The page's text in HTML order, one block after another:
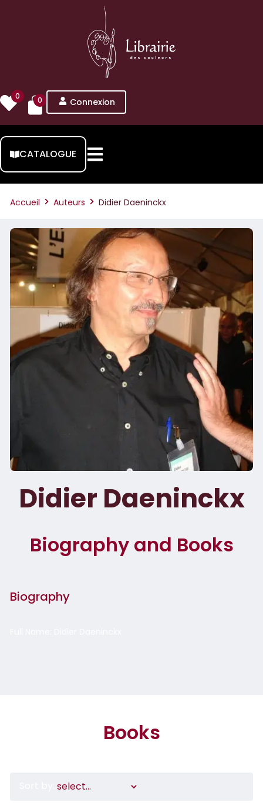
0 0 Connexion
CATALOGUE
Accueil Auteurs Didier Daeninckx
Didier Daeninckx
Biography and Books
Biography
Books